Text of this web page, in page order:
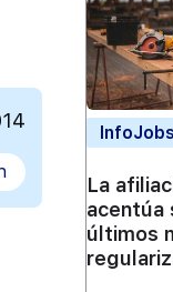
La
acentúa
últimos